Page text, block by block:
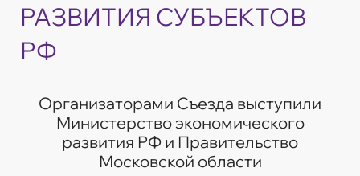
РАЗВИТИЯ СУБЪЕКТОВ
РФ
Организаторами Съезда выступили
Министерство экономического
развития РФ и Правительство
Московской области